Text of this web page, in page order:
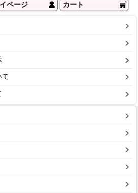
ページ カート
て